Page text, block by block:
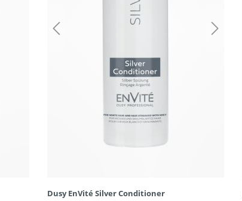
Dusy EnVité Silver Conditioner